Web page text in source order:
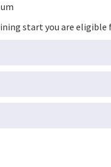
start you are eligible